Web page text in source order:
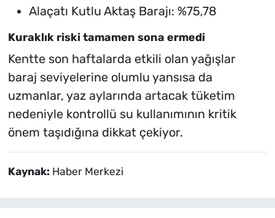
Alaçatı Kutlu Aktaş Barajı: %75,78
Kuraklık riski tamamen sona ermedi
Kentte son haftalarda etkili olan yağışlar
baraj seviyelerine olumlu yansısa da
uzmanlar, yaz aylarında artacak tüketim
nedeniyle kontrollü su kullanımının kritik
önem taşıdığına dikkat çekiyor.
Kaynak: Haber Merkezi